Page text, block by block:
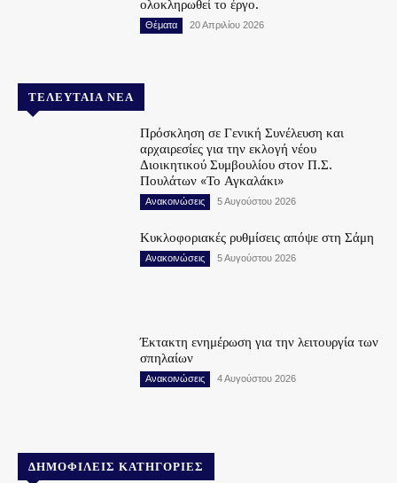
ολοκληρωθεί το έργο.
Θέματα 20 Απριλίου 2026
ΤΕΛΕΥΤΑΊΑ ΝΈΑ
Πρόσκληση σε Γενική Συνέλευση και
αρχαιρεσίες για την εκλογή νέου
Διοικητικού Συμβουλίου στον Π.Σ.
Πουλάτων «Το Αγκαλάκι»
Ανακοινώσεις 5 Αυγούστου 2026
Κυκλοφοριακές ρυθμίσεις απόψε στη Σάμη
Ανακοινώσεις 5 Αυγούστου 2026
Έκτακτη ενημέρωση για την λειτουργία των
σπηλαίων
Ανακοινώσεις 4 Αυγούστου 2026
ΔΗΜΟΦΙΛΕΊΣ ΚΑΤΗΓΟΡΊΕΣ